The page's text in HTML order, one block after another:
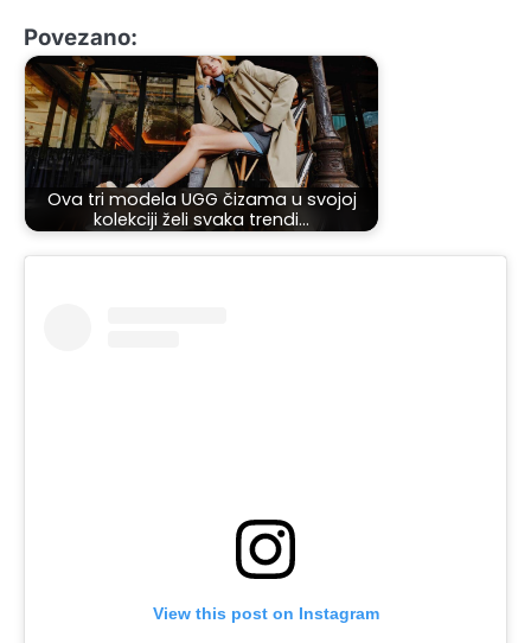
Povezano:
Ova tri modela UGG čizama u svojoj
kolekciji želi svaka trendi…
View this post on Instagram